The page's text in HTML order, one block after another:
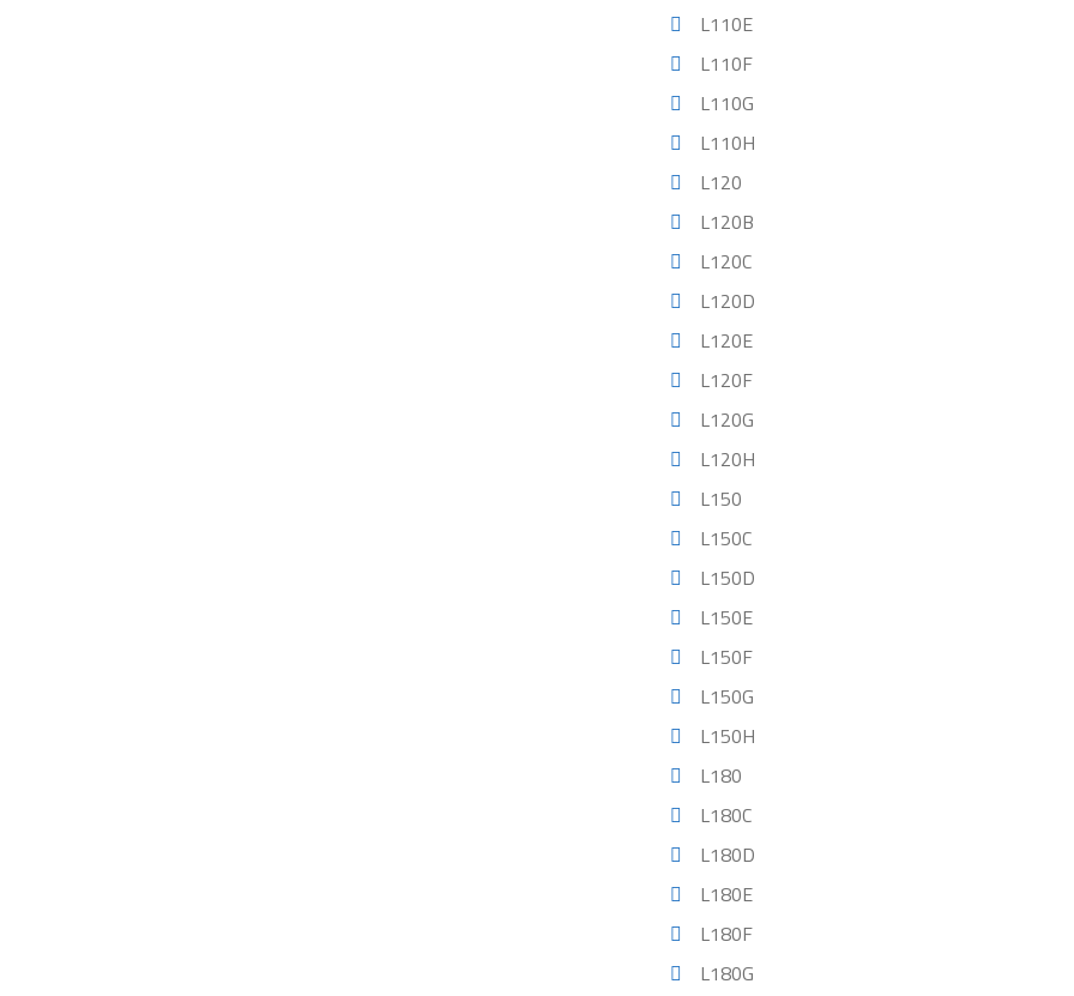
L110E
L110F
L110G
L110H
L120
L120B
L120C
L120D
L120E
L120F
L120G
L120H
L150
L150C
L150D
L150E
L150F
L150G
L150H
L180
L180C
L180D
L180E
L180F
L180G